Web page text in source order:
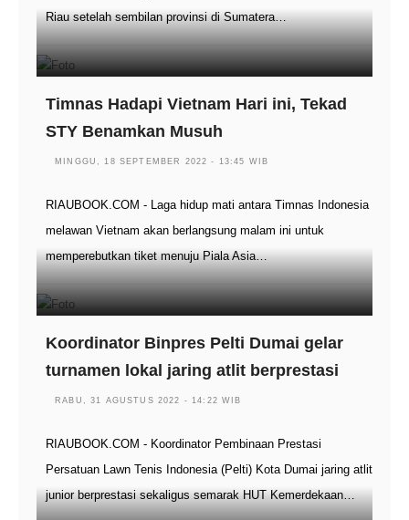
Riau setelah sembilan provinsi di Sumatera…
Timnas Hadapi Vietnam Hari ini, Tekad
STY Benamkan Musuh
MINGGU, 18 SEPTEMBER 2022 - 13:45 WIB
RIAUBOOK.COM - Laga hidup mati antara Timnas Indonesia
melawan Vietnam akan berlangsung malam ini untuk
memperebutkan tiket menuju Piala Asia…
Koordinator Binpres Pelti Dumai gelar
turnamen lokal jaring atlit berprestasi
RABU, 31 AGUSTUS 2022 - 14:22 WIB
RIAUBOOK.COM - Koordinator Pembinaan Prestasi
Persatuan Lawn Tenis Indonesia (Pelti) Kota Dumai jaring atlit
junior berprestasi sekaligus semarak HUT Kemerdekaan…